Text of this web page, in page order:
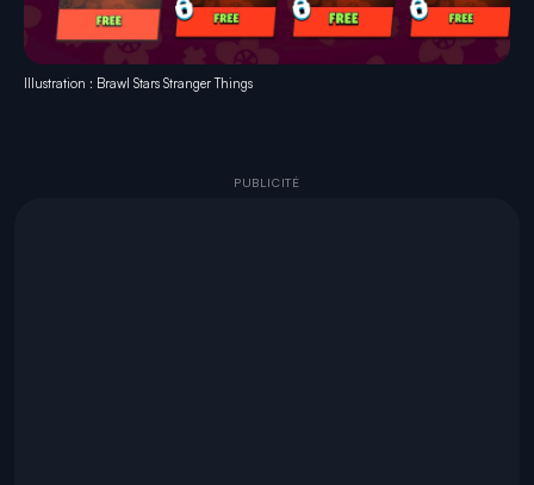
Illustration : Brawl Stars Stranger Things